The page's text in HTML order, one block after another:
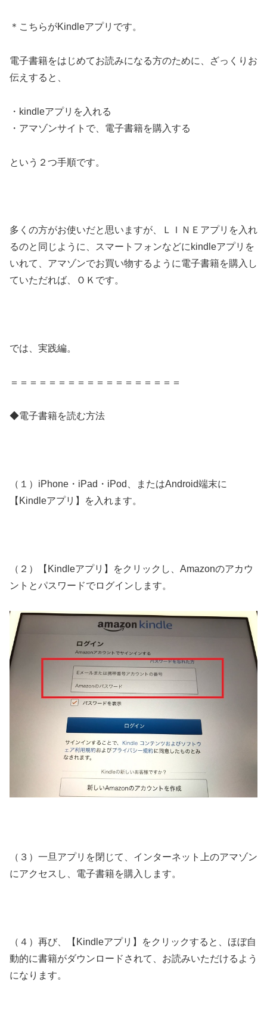
＊こちらがKindleアプリです。
電子書籍をはじめてお読みになる方のために、ざっくりお
伝えすると、
・kindleアプリを入れる
・アマゾンサイトで、電子書籍を購入する
という２つ手順です。
多くの方がお使いだと思いますが、ＬＩＮＥアプリを入れ
るのと同じように、スマートフォンなどにkindleアプリを
いれて、アマゾンでお買い物するように電子書籍を購入し
ていただれば、ＯＫです。
では、実践編。
＝＝＝＝＝＝＝＝＝＝＝＝＝＝＝＝＝＝
◆電子書籍を読む方法
（１）iPhone・iPad・iPod、またはAndroid端末に
【Kindleアプリ】を入れます。
（２）【Kindleアプリ】をクリックし、Amazonのアカウ
ントとパスワードでログインします。
（３）一旦アプリを閉じて、インターネット上のアマゾン
にアクセスし、電子書籍を購入します。
（４）再び、【Kindleアプリ】をクリックすると、ほぼ自
動的に書籍がダウンロードされて、お読みいただけるよう
になります。